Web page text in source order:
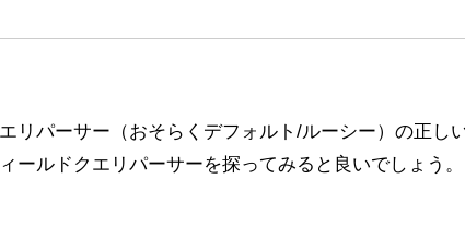
リパーサー（おそらくデフォルト/ルーシー）の正し
ールドクエリパーサーを探ってみると良いでしょう